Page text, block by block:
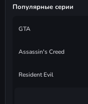
Популярные серии
GTA
Assassin's Creed
Resident Evil